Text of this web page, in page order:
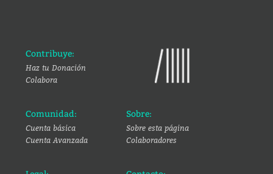
Contribuye:
Haz tu Donación
Colabora
Comunidad:
Cuenta básica
Cuenta Avanzada
Sobre:
Sobre esta página
Colaboradores